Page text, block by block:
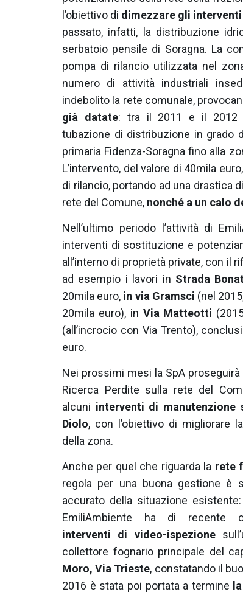
l’obiettivo di dimezzare gli
passato, infatti, la distribuzione
serbatoio pensile di Soragna. La
pompa di rilancio utilizzata nel
numero di attività industriali
indebolito la rete comunale,
già datate: tra il 2011 e il 2012
tubazione di distribuzione in grado
primaria Fidenza-Soragna fino alla
L’intervento, del valore di 40mila
di rilancio, portando ad una drastica
rete del Comune, nonché a un calo
Nell’ultimo periodo l’attività di
interventi di sostituzione e
all’interno di proprietà private, con il
ad esempio i lavori in Strada
20mila euro, in via Gramsci (nel
20mila euro), in Via Matteotti
(all’incrocio con Via Trento),
euro.
Nei prossimi mesi la SpA proseguirà
Ricerca Perdite sulla rete del
alcuni interventi di manutenzione
Diolo, con l’obiettivo di migliorare
della zona.
Anche per quel che riguarda la rete
regola per una buona gestione è
accurato della situazione
EmiliAmbiente ha di recente
interventi di video-ispezione
collettore fognario principale del
Moro, Via Trieste, constatando il
2016 è stata poi portata a termine